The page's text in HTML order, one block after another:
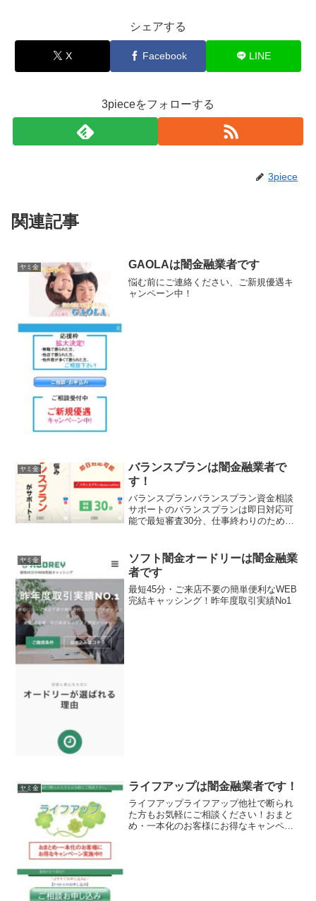
シェアする
X Facebook LINE
3pieceをフォローする
3piece
関連記事
ヤミ金 GAOLAは闇金融業者です
悩む前にご連絡ください、ご新規優遇キ
ャンペーン中！
ヤミ金
バランスプランは闇金融業者で
す！
バランスプランバランスプラン資金相談
サポートのバランスプランは即日対応可
能で最短審査30分、仕事終わりのため息
スプランバランスプラン
ヤミ金
ソフト闇金オードリーは闇金融業
者です
最短45分・ご来店不要の簡単便利なWEB
完結キャッシング！昨年度取引実績No1
ヤミ金 ライフアップは闇金融業者です！
ライフアップライフアップ他社で断られ
た方もお気軽にご相談ください！おまと
め・一本化のお客様にお得なキャンペー